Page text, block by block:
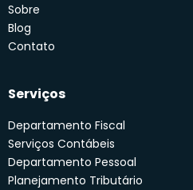
Sobre
Blog
Contato
Serviços
Departamento Fiscal
Serviços Contábeis
Departamento Pessoal
Planejamento Tributário